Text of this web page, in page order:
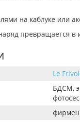
на каблуке или
превращается в
Le
БДСМ,